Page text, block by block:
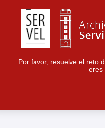
Por favor, resuelve el reto
eres